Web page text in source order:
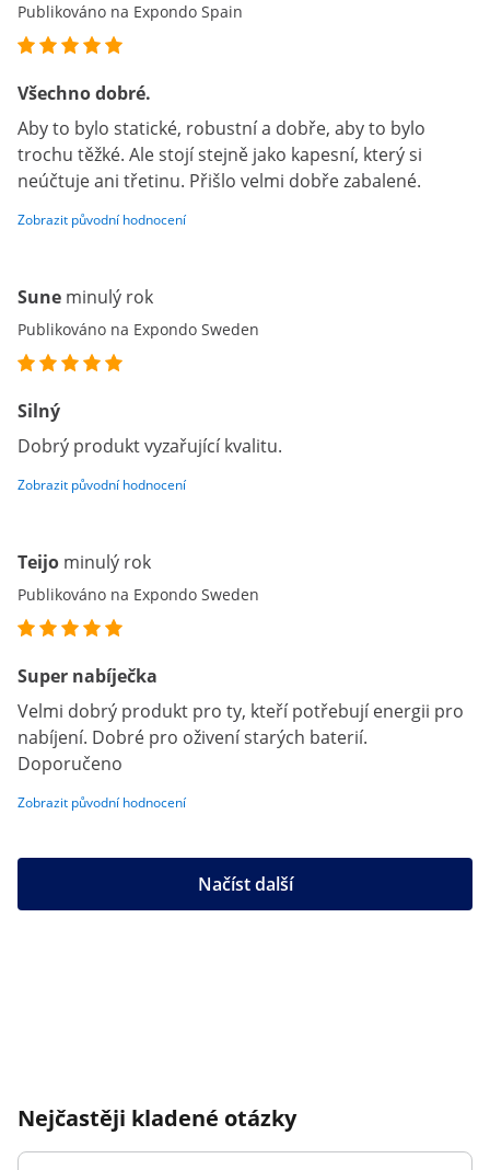
Publikováno na Expondo Spain
Všechno dobré.
Aby to bylo statické, robustní a dobře, aby to bylo
trochu těžké. Ale stojí stejně jako kapesní, který si
neúčtuje ani třetinu. Přišlo velmi dobře zabalené.
Zobrazit původní hodnocení
Sune minulý rok
Publikováno na Expondo Sweden
Silný
Dobrý produkt vyzařující kvalitu.
Zobrazit původní hodnocení
Teijo minulý rok
Publikováno na Expondo Sweden
Super nabíječka
Velmi dobrý produkt pro ty, kteří potřebují energii pro
nabíjení. Dobré pro oživení starých baterií.
Doporučeno
Zobrazit původní hodnocení
Načíst další
Nejčastěji kladené otázky